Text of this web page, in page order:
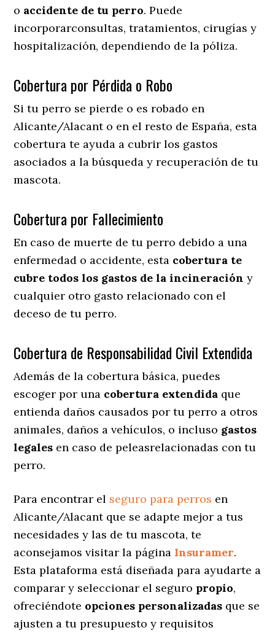
o accidente de tu perro. Puede
incorporarconsultas, tratamientos, cirugías y
hospitalización, dependiendo de la póliza.
Cobertura por Pérdida o Robo
Si tu perro se pierde o es robado en
Alicante/Alacant o en el resto de España, esta
cobertura te ayuda a cubrir los gastos
asociados a la búsqueda y recuperación de tu
mascota.
Cobertura por Fallecimiento
En caso de muerte de tu perro debido a una
enfermedad o accidente, esta cobertura te
cubre todos los gastos de la incineración y
cualquier otro gasto relacionado con el
deceso de tu perro.
Cobertura de Responsabilidad Civil Extendida
Además de la cobertura básica, puedes
escoger por una cobertura extendida que
entienda daños causados por tu perro a otros
animales, daños a vehículos, o incluso gastos
legales en caso de peleasrelacionadas con tu
perro.
Para encontrar el seguro para perros en
Alicante/Alacant que se adapte mejor a tus
necesidades y las de tu mascota, te
aconsejamos visitar la página Insuramer.
Esta plataforma está diseñada para ayudarte a
comparar y seleccionar el seguro propio,
ofreciéndote opciones personalizadas que se
ajusten a tu presupuesto y requisitos